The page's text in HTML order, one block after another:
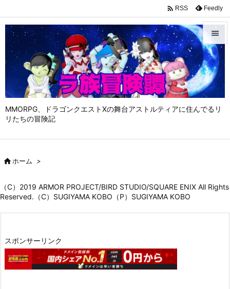
MMORPG、ドラゴンクエストⅩの舞台アストルティアに住んでるリ
リたちの冒険記


メニュ

サイド

 RSS Feedly
ホーム >
（C）2019 ARMOR PROJECT/BIRD STUDIO/SQUARE ENIX All Rights
Reserved.（C）SUGIYAMA KOBO（P）SUGIYAMA KOBO
スポンサーリンク